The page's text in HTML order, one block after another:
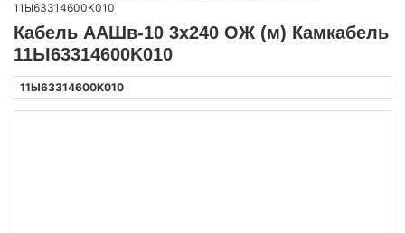
11Ы63314600K010
Кабель ААШв-10 3х240 ОЖ (м) Камкабель
11Ы63314600K010
11Ы63314600K010